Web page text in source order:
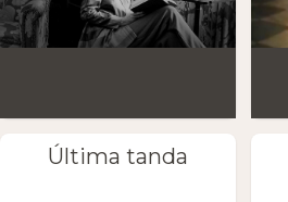
Última tanda